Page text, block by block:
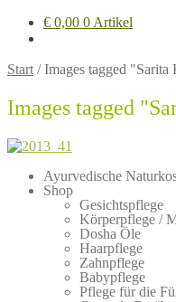
€ 0,00 0 Artikel
Start /Images tagged "Sarita
Images tagged
Ayurvedische
Shop
Gesichtspflege
Körperpflege /
Dosha Öle
Haarpflege
Zahnpflege
Babypflege
Pflege für die